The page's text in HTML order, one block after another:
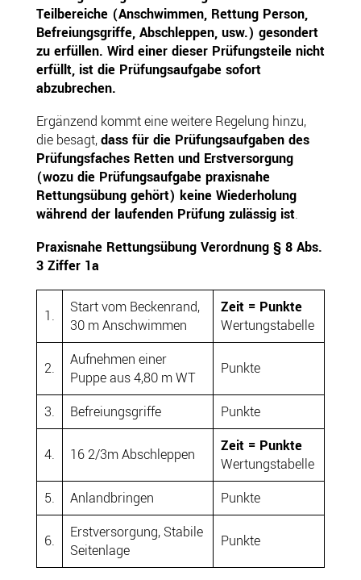
Teilbereiche (Anschwimmen, Rettung Person,
Befreiungsgriffe, Abschleppen, usw.) gesondert
zu erfüllen. Wird einer dieser Prüfungsteile nicht
erfüllt, ist die Prüfungsaufgabe sofort
abzubrechen.
Ergänzend kommt eine weitere Regelung hinzu,
die besagt,dass für die Prüfungsaufgaben des
Prüfungsfaches Retten und Erstversorgung
(wozu die Prüfungsaufgabe praxisnahe
Rettungsübung gehört) keine Wiederholung
während der laufenden Prüfung zulässig ist.
Praxisnahe Rettungsübung Verordnung § 8 Abs.
3 Ziffer 1a
1.
Start vom Beckenrand,
30 m Anschwimmen
Zeit = Punkte
Wertungstabelle
2.
Aufnehmen einer
Puppe aus 4,80 m WT
Punkte
3. Befreiungsgriffe Punkte
4. 16 2/3m Abschleppen
Zeit = Punkte
Wertungstabelle
5.
Anlandbringen Punkte
6.
Erstversorgung, Stabile
Seitenlage
Punkte